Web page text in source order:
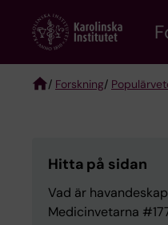
content
/ Forskning/
Hitta på sidan
Vad är
Medicinvetarna